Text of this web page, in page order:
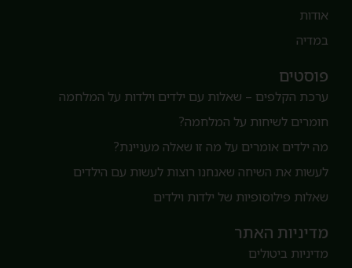
אודות
במדיה
פוסטים
ערכת הקלפים – שאלות עם ילדים וילדות על המלחמה
חומרים לשיחות על המלחמה?
מה ילדים אומרים על מה זו שאלה מעניינת?
לעשות את השיחה שאנחנו רוצות לעשות עם הילדים
שאלות פילוסופיות של ילדות וילדים
מדיניות האתר
מדיניות ביטולים